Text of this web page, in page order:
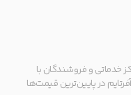
خدماتی و فروشندگان با
در پایین‌ترین قیمت‌ها